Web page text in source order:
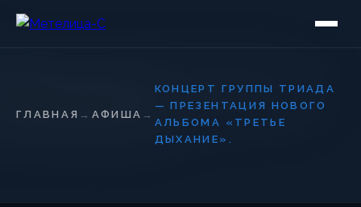
ГЛАВНАЯ → АФИША →
КОНЦЕРТ ГРУППЫ ТРИАДА
— ПРЕЗЕНТАЦИЯ НОВОГО
АЛЬБОМА «ТРЕТЬЕ
ДЫХАНИЕ».